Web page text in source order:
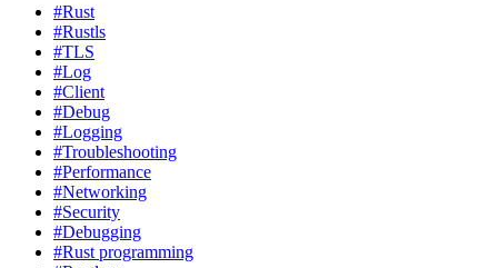
#Rust
#Rustls
#TLS
#Log
#Client
#Debug
#Logging
#Troubleshooting
#Performance
#Networking
#Security
#Debugging
#Rust programming